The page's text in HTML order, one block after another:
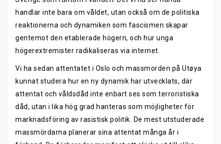
handlar inte bara om våldet, utan också om de politiska
reaktionerna och dynamiken som fascismen skapar
gentemot den etablerade högern, och hur unga
högerextremister radikaliseras via internet.
Vi ha sedan attentatet i Oslo och massmorden på Utøya
kunnat studera hur en ny dynamik har utvecklats, där
attentat och våldsdåd inte enbart ses som terroristiska
dåd, utan i lika hög grad hanteras som möjligheter för
marknadsföring av rasistisk politik. De mest utstuderade
massmördarna planerar sina attentat många år i